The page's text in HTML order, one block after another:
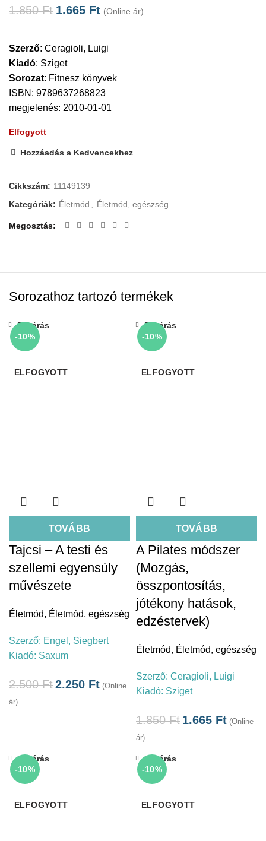
1.850Ft 1.665 Ft (Online ár)
Szerző: Ceragioli, Luigi
Kiadó: Sziget
Sorozat: Fitnesz könyvek
ISBN: 9789637268823
megjelenés: 2010-01-01
Elfogyott
Hozzáadás a Kedvencekhez
Cikkszám: 11149139
Kategóriák: Életmód Életmód, egészség
Megosztás
Sorozathoz tartozó termékek
-10%
ELFOGYOTT
TOVÁBB
Bezárás
Tajcsi – A testi és
szellemi egyensúly
művészete
Életmód, Életmód, egészség
Szerző: Engel, Siegbert
Kiadó: Saxum
2.500Ft2.250 Ft (Online
ár)
-10%
ELFOGYOTT
TOVÁBB
Bezárás
A Pilates módszer
(Mozgás,
összpontosítás,
jótékony hatások,
edzéstervek)
Életmód, Életmód, egészség
Szerző: Ceragioli, Luigi
Kiadó: Sziget
1.850Ft 1.665 Ft (Online
ár)
-10%
ELFOGYOTT
Bezárás
-10%
ELFOGYOTT
Bezárás